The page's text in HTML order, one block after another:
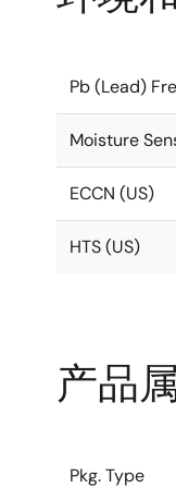
Pb (Lead)
Moisture
ECCN (US)
HTS (US)
产品
Pkg. Type